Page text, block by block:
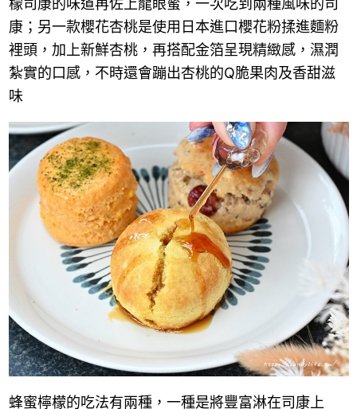
檬司康的味道再佐上龍眼蜜，一次吃到兩種風味的司
康；另一款櫻花杏桃是使用日本進口櫻花粉揉進麵粉
裡頭，加上新鮮杏桃，再搭配金箔呈現精緻感，濕潤
紮實的口感，不時還會蹦出杏桃的Q脆果肉及香甜滋
味
蜂蜜檸檬的吃法有兩種，一種是將豐富淋在司康上